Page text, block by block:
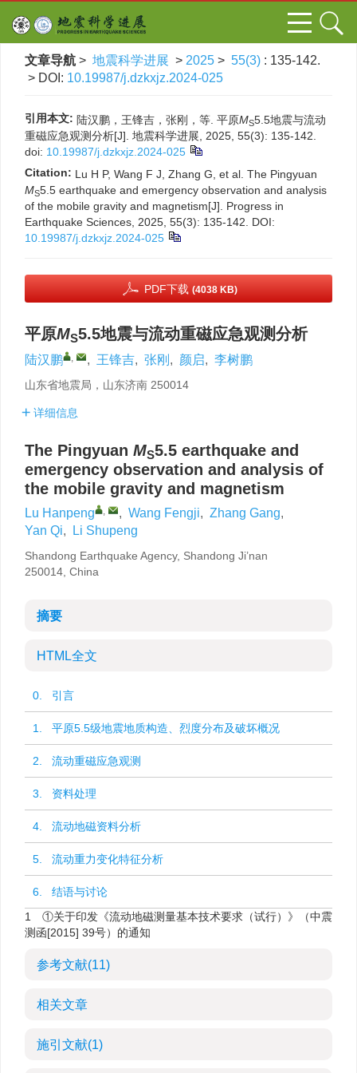
文章导航 > 地震科学进展 > 2025 > 55(3) : 135-142.
> DOI: 10.19987/j.dzkxjz.2024-025
引用本文: 陆汉鹏，王锋吉，张刚，等. 平原MS5.5地震与流动
重磁应急观测分析[J]. 地震科学进展, 2025, 55(3): 135-142.
doi: 10.19987/j.dzkxjz.2024-025
Citation: Lu H P, Wang F J, Zhang G, et al. The Pingyuan
MS5.5 earthquake and emergency observation and analysis
of the mobile gravity and magnetism[J]. Progress in
Earthquake Sciences, 2025, 55(3): 135-142.
DOI:
10.19987/j.dzkxjz.2024-025
PDF下载 (4038 KB)
平原MS5.5地震与流动重磁应急观测分析
陆汉鹏 , , 王锋吉, 张刚 , 颜启, 李树鹏
山东省地震局，山东济南 250014
详细信息
The Pingyuan MS5.5 earthquake and
emergency observation and analysis of
the mobile gravity and magnetism
Lu Hanpeng , , Wang Fengji, Zhang Gang,
Yan Qi, Li Shupeng
Shandong Earthquake Agency, Shandong Ji’nan
250014, China
摘要
HTML全文
0. 引言
1. 平原5.5级地震地质构造、烈度分布及破坏概况
2. 流动重磁应急观测
3. 资料处理
4. 流动地磁资料分析
5. 流动重力变化特征分析
6. 结语与讨论
1
①关于印发《流动地磁测量基本技术要求（试行）》（中震
测函[2015] 39号）的通知
参考文献(11)
相关文章
施引文献(1)